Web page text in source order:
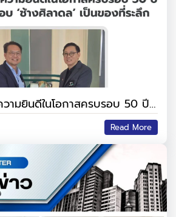
ามยินดีในโอกาสครบรอบ 50 ปี
ช้างศิลาดล’ เป็นของที่ระลึก
Read More